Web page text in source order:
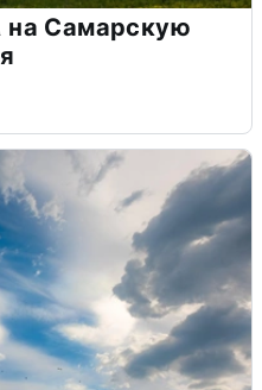
на Самарскую